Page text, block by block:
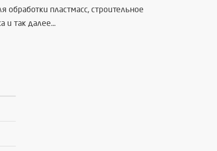
пластмасс, строительное
и так далее...